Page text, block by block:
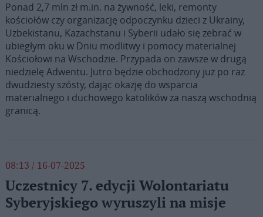
Ponad 2,7 mln zł m.in. na żywność, leki, remonty
kościołów czy organizację odpoczynku dzieci z Ukrainy,
Uzbekistanu, Kazachstanu i Syberii udało się zebrać w
ubiegłym oku w Dniu modlitwy i pomocy materialnej
Kościołowi na Wschodzie. Przypada on zawsze w drugą
niedzielę Adwentu. Jutro będzie obchodzony już po raz
dwudziesty szósty, dając okazję do wsparcia
materialnego i duchowego katolików za naszą wschodnią
granicą.
08:13 / 16-07-2025
Uczestnicy 7. edycji Wolontariatu
Syberyjskiego wyruszyli na misje